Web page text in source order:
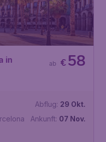
in € 58
ab
Abflug: 29 Okt.
Ankunft: 07 Nov.